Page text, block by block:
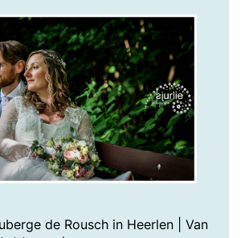
de Rousch in Heerlen | Van